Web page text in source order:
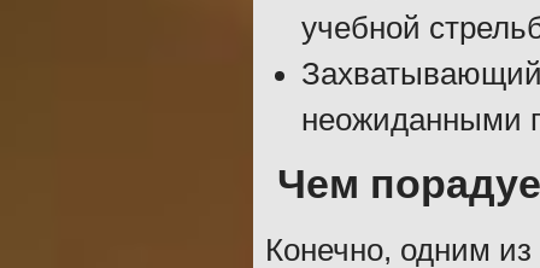
учебной
Захватывающий
неожиданными
Чем
Конечно, одним